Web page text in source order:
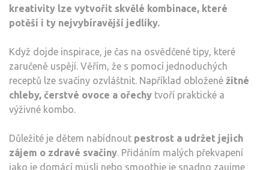
kreativity lze vytvořit skvělé kombinace, které
potěší i ty nejvybíravější jedlíky.
Když dojde inspirace, je čas na osvědčené tipy, které
zaručeně uspějí. Věřím, že s pomocí jednoduchých
receptů lze svačiny ozvláštnit. Například obložené žitné
chleby, čerstvé ovoce a ořechy tvoří praktické a
výživné kombo.
Důležité je dětem nabídnout pestrost a udržet jejich
zájem o zdravé svačiny. Přidáním malých překvapení
jako je domácí müsli nebo smoothie je snadno zaujme